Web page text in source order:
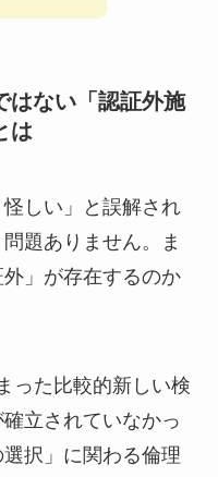
はない「認証外施
は
怪しい」と誤解され
題ありません。ま
」が存在するのか
った比較的新しい検
立されていなかっ
択」に関わる倫理